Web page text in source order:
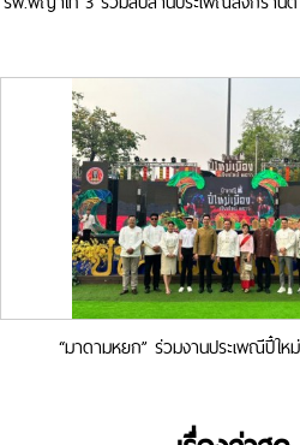
“มาดามหยก” ร่วมงานประเพณีปี๋ใหม่